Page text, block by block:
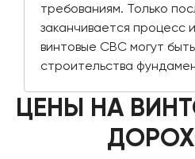
требованиям. Только
заканчивается процесс
винтовые СВС могут
строительства
ЦЕНЫ НА